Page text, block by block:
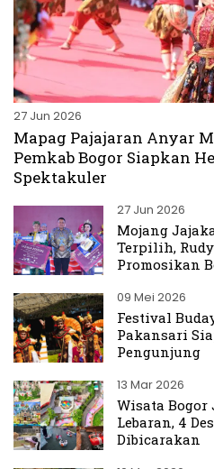
27 Jun 2026
Mapag Pajajaran Anyar
Pemkab Bogor Siapkan
Spektakuler
27 Jun 2026
Mojang
Terpilih,
Promosikan
09 Mei 2026
Festival
Pakansari
Pengunjung
13 Mar 2026
Wisata
Lebaran, 4
Dibicarakan